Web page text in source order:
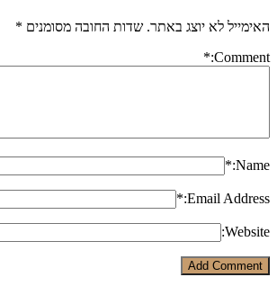
האימייל לא יוצג באתר. שדות החובה מסומנים *
Comment:
*
Name:
*
Email Address:
*
Website: